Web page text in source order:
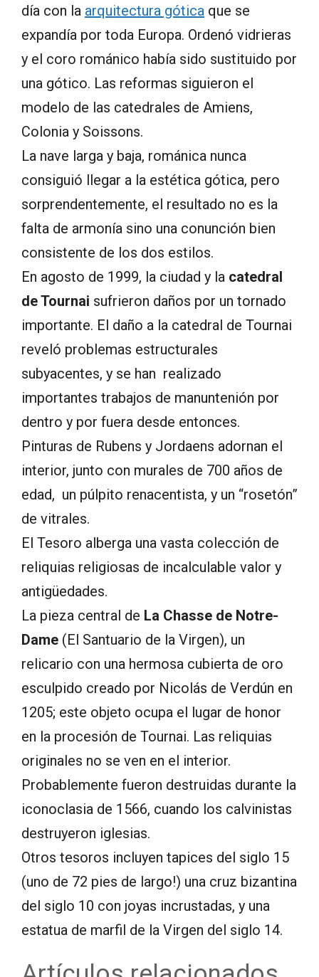
día con la arquitectura gótica que se
expandía por toda Europa. Ordenó vidrieras
y el coro románico había sido sustituido por
una gótico. Las reformas siguieron el
modelo de las catedrales de Amiens,
Colonia y Soissons.
La nave larga y baja, románica nunca
consiguió llegar a la estética gótica, pero
sorprendentemente, el resultado no es la
falta de armonía sino una conunción bien
consistente de los dos estilos.
En agosto de 1999, la ciudad y la catedral
de Tournai sufrieron daños por un tornado
importante. El daño a la catedral de Tournai
reveló problemas estructurales
subyacentes, y se han realizado
importantes trabajos de manuntenión por
dentro y por fuera desde entonces.
Pinturas de Rubens y Jordaens adornan el
interior, junto con murales de 700 años de
edad, un púlpito renacentista, y un “rosetón”
de vitrales.
El Tesoro alberga una vasta colección de
reliquias religiosas de incalculable valor y
antigüedades.
La pieza central de La Chasse de Notre-
Dame (El Santuario de la Virgen), un
relicario con una hermosa cubierta de oro
esculpido creado por Nicolás de Verdún en
1205; este objeto ocupa el lugar de honor
en la procesión de Tournai. Las reliquias
originales no se ven en el interior.
Probablemente fueron destruidas durante la
iconoclasia de 1566, cuando los calvinistas
destruyeron iglesias.
Otros tesoros incluyen tapices del siglo 15
(uno de 72 pies de largo!) una cruz bizantina
del siglo 10 con joyas incrustadas, y una
estatua de marfil de la Virgen del siglo 14.